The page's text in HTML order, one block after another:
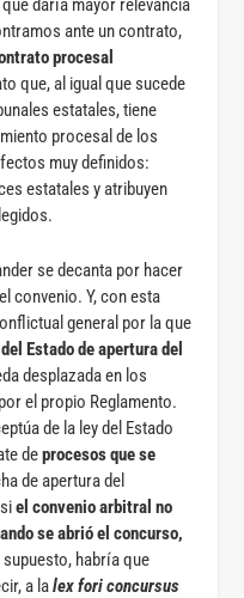
daría mayor relevancia
ante un contrato,
procesal
que, al igual que sucede
estatales, tiene
procesal de los
muy definidos:
estatales y atribuyen
se decanta por hacer
convenio. Y, con esta
general por la que
Estado de apertura del
desplazada en los
el propio Reglamento.
de la ley del Estado
deprocesos que se
de apertura del
siel convenio arbitral no
se abrió el concurso,
habría que
a lalex fori concursus